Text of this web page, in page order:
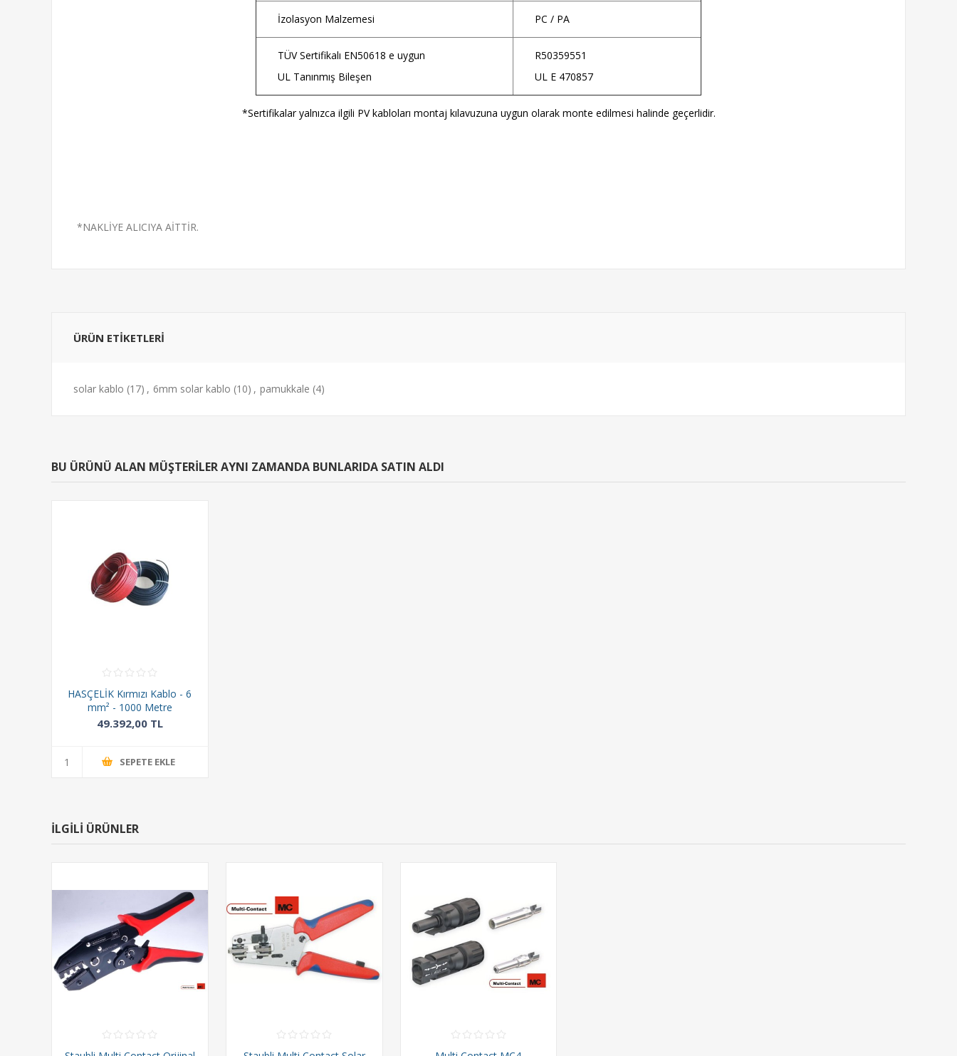
İzolasyon Malzemesi PC / PA
TÜV Sertifikalı EN50618 e uygun
UL Tanınmış Bileşen
R50359551
UL E 470857
*Sertifikalar yalnızca ilgili PV kabloları montaj kılavuzuna uygun olarak monte edilmesi halinde geçerlidir.
*NAKLİYE ALICIYA AİTTİR.
ÜRÜN ETIKETLERI
solar kablo (17) , 6mm solar kablo (10) , pamukkale (4)
BU ÜRÜNÜ ALAN MÜŞTERILER AYNI ZAMANDA BUNLARIDA SATIN ALDI
HASÇELİK Kırmızı Kablo - 6
mm² - 1000 Metre
49.392,00 TL
SEPETE EKLE
İLGILI ÜRÜNLER